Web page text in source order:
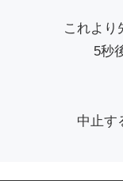
これより
5秒
中止す